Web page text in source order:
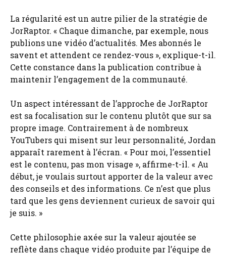
La régularité est un autre pilier de la stratégie de
JorRaptor. « Chaque dimanche, par exemple, nous
publions une vidéo d’actualités. Mes abonnés le
savent et attendent ce rendez-vous », explique-t-il.
Cette constance dans la publication contribue à
maintenir l’engagement de la communauté.
Un aspect intéressant de l’approche de JorRaptor
est sa focalisation sur le contenu plutôt que sur sa
propre image. Contrairement à de nombreux
YouTubers qui misent sur leur personnalité, Jordan
apparaît rarement à l’écran. « Pour moi, l’essentiel
est le contenu, pas mon visage », affirme-t-il. « Au
début, je voulais surtout apporter de la valeur avec
des conseils et des informations. Ce n’est que plus
tard que les gens deviennent curieux de savoir qui
je suis. »
Cette philosophie axée sur la valeur ajoutée se
reflète dans chaque vidéo produite par l’équipe de